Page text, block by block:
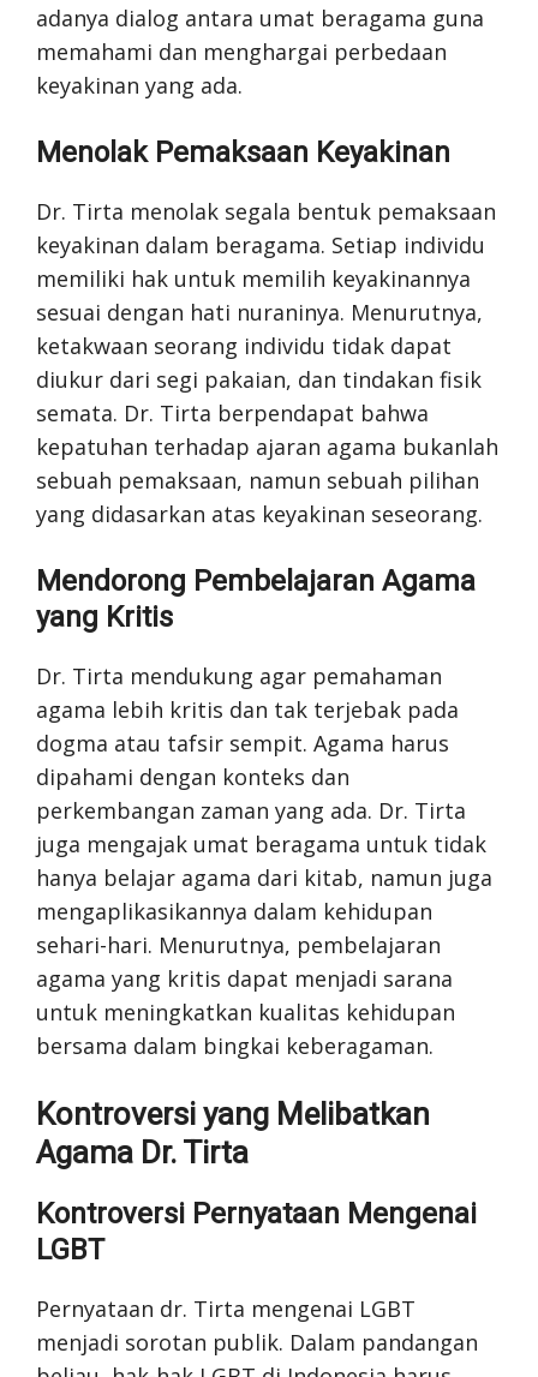
adanya dialog antara umat beragama guna
memahami dan menghargai perbedaan
keyakinan yang ada.
Menolak Pemaksaan Keyakinan
Dr. Tirta menolak segala bentuk pemaksaan
keyakinan dalam beragama. Setiap individu
memiliki hak untuk memilih keyakinannya
sesuai dengan hati nuraninya. Menurutnya,
ketakwaan seorang individu tidak dapat
diukur dari segi pakaian, dan tindakan fisik
semata. Dr. Tirta berpendapat bahwa
kepatuhan terhadap ajaran agama bukanlah
sebuah pemaksaan, namun sebuah pilihan
yang didasarkan atas keyakinan seseorang.
Mendorong Pembelajaran Agama
yang Kritis
Dr. Tirta mendukung agar pemahaman
agama lebih kritis dan tak terjebak pada
dogma atau tafsir sempit. Agama harus
dipahami dengan konteks dan
perkembangan zaman yang ada. Dr. Tirta
juga mengajak umat beragama untuk tidak
hanya belajar agama dari kitab, namun juga
mengaplikasikannya dalam kehidupan
sehari-hari. Menurutnya, pembelajaran
agama yang kritis dapat menjadi sarana
untuk meningkatkan kualitas kehidupan
bersama dalam bingkai keberagaman.
Kontroversi yang Melibatkan
Agama Dr. Tirta
Kontroversi Pernyataan Mengenai
LGBT
Pernyataan dr. Tirta mengenai LGBT
menjadi sorotan publik. Dalam pandangan